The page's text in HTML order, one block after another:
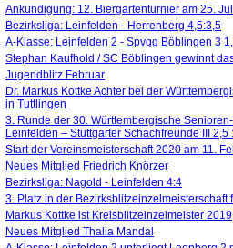
Ankündigung: 12. Biergartenturnier am 25.
Bezirksliga: Leinfelden - Herrenberg 4,5:3,5
A-Klasse: Leinfelden 2 - Spvgg Böblingen 3
Stephan Kaufhold / SC Böblingen gewinnt
Jugendblitz Februar
Dr. Markus Kottke Achter bei der
in Tuttlingen
3. Runde der 30. Württembergische
Leinfelden – Stuttgarter Schachfreunde III 2,5
Start der Vereinsmeisterschaft 2020 am 11.
Neues Mitglied Friedrich Knörzer
Bezirksliga: Nagold - Leinfelden 4:4
3. Platz in der Bezirksblitzeinzelmeisterschaft
Markus Kottke ist Kreisblitzeinzelmeister 2019
Neues Mitglied Thalia Mandal